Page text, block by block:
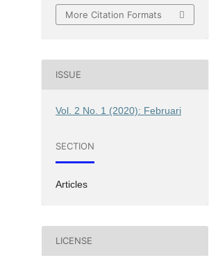
More Citation Formats
ISSUE
Vol. 2 No. 1 (2020): Februari
SECTION
Articles
LICENSE